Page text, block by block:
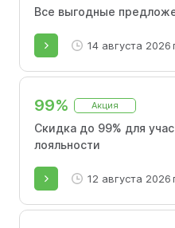
Все выгодные
14 августа 2026
99% Акция
Скидка до 99% для
лояльности
12 августа 2026